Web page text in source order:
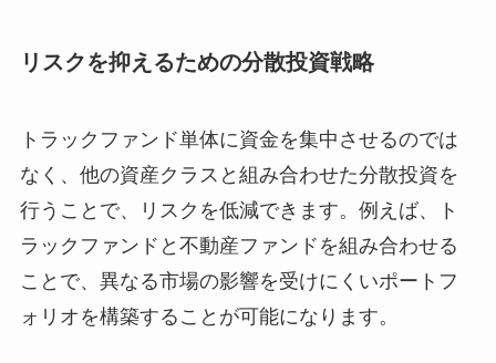
リスクを抑えるための分散投資戦略
トラックファンド単体に資金を集中させるのでは
なく、他の資産クラスと組み合わせた分散投資を
行うことで、リスクを低減できます。例えば、ト
ラックファンドと不動産ファンドを組み合わせる
ことで、異なる市場の影響を受けにくいポートフ
ォリオを構築することが可能になります。